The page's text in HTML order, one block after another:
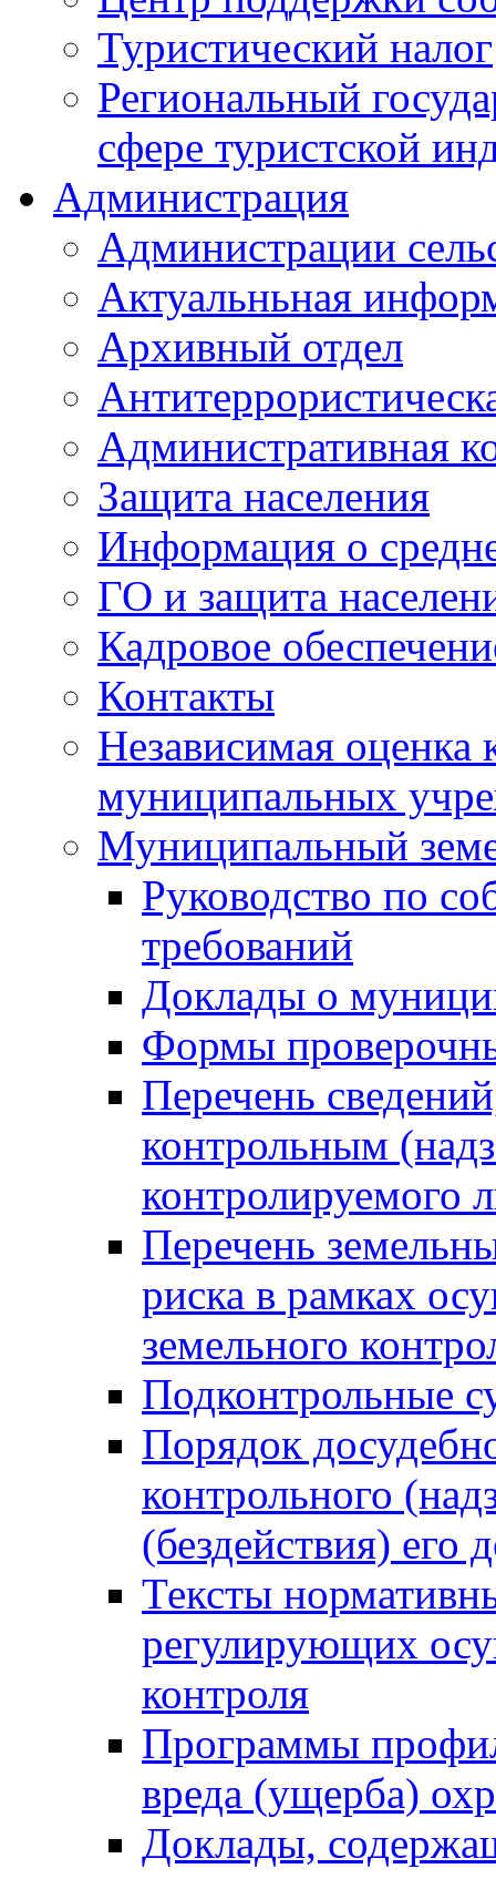
Туристический налог
Региональный
сфере туристской
Администрация
Администрации
Актуальньная
Архивный отдел
Административная
Защита населения
Информация о
ГО и защита
Кадровое
Контакты
Независимая оценка
муниципальных
Муниципальный
Руководство по
требований
Доклады о
Формы
Перечень
контрольным
контролируемого
Перечень
риска в рамках
земельного
Подконтрольные
Порядок
контрольного
(бездействия)
Тексты
регулирующих
контроля
Программы
вреда (ущерба)
Доклады,